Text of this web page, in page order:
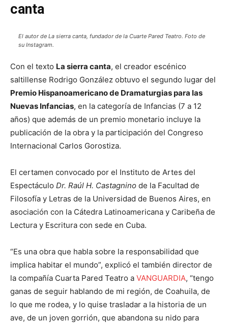
canta
El autor de La sierra canta, fundador de la Cuarte Pared Teatro. Foto de
su Instagram.
Con el texto La sierra canta, el creador escénico
saltillense Rodrigo González obtuvo el segundo lugar del
Premio Hispanoamericano de Dramaturgias para las
Nuevas Infancias, en la categoría de Infancias (7 a 12
años) que además de un premio monetario incluye la
publicación de la obra y la participación del Congreso
Internacional Carlos Gorostiza.
El certamen convocado por el Instituto de Artes del
Espectáculo Dr. Raúl H. Castagnino de la Facultad de
Filosofía y Letras de la Universidad de Buenos Aires, en
asociación con la Cátedra Latinoamericana y Caribeña de
Lectura y Escritura con sede en Cuba.
“Es una obra que habla sobre la responsabilidad que
implica habitar el mundo”, explicó el también director de
la compañía Cuarta Pared Teatro a VANGUARDIA, “tengo
ganas de seguir hablando de mi región, de Coahuila, de
lo que me rodea, y lo quise trasladar a la historia de un
ave, de un joven gorrión, que abandona su nido para